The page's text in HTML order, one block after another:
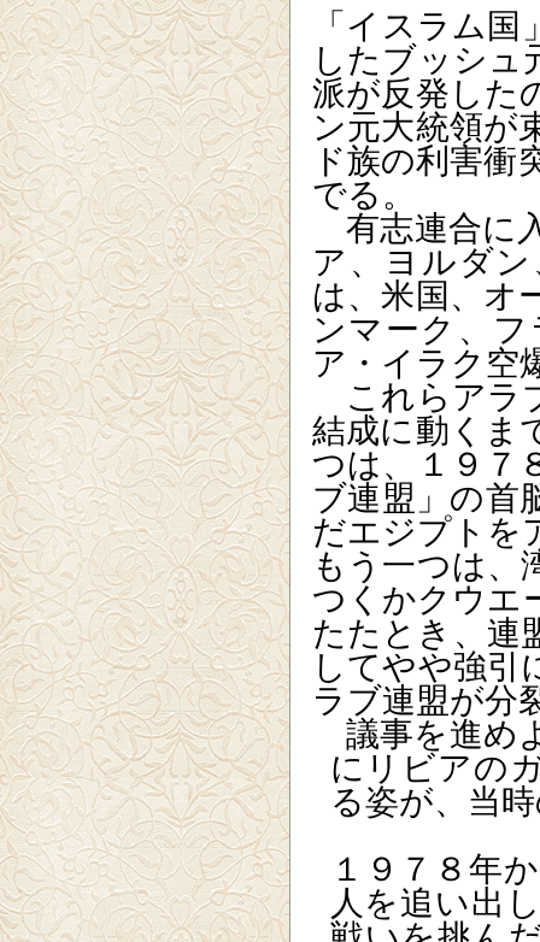
「イスラム
したブッシュ
派が反発した
ン元大統領が
ド族の利害
でる。
有志連合に
ア、ヨルダ
は、米国、オ
ンマーク、
ア・イラク空
これらアラ
結成に動くま
つは、１９７
ブ連盟」の首
だエジプトを
もう一つは、
つくかクウエ
たたとき、連
してやや強引
ラブ連盟が分
議事を進め
にリビアの
る姿が、当
１９７８年
人を追い出